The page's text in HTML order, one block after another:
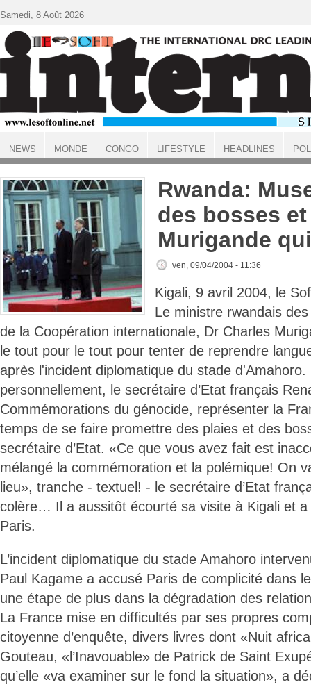
ACCUEIL
Rwanda:
des bosses
Murigande
ven, 09/04/2004 - 11:36
Kigali, 9 avril 2004, le
Le ministre rwandais
de la Coopération internationale, Dr Charles
le tout pour le tout pour tenter de reprendre
après l'incident diplomatique du stade
personnellement, le secrétaire d’Etat français
Commémorations du génocide, représenter la
temps de se faire promettre des plaies et des
secrétaire d’Etat. «Ce que vous avez fait est
mélangé la commémoration et la polémique! On
lieu», tranche - textuel! - le secrétaire d’Etat
colère… Il a aussitôt écourté sa visite à Kigali et a
Paris.
L’incident diplomatique du stade Amahoro
Paul Kagame a accusé Paris de complicité dans
une étape de plus dans la dégradation des
La France mise en difficultés par ses propres
citoyenne d’enquête, divers livres dont «Nuit
Gouteau, «l’Inavouable» de Patrick de Saint
qu’elle «va examiner sur le fond la situation», a
Samedi, 8 Août 2026
NEWS MONDE CONGO LIFESTYLE HEADLINES